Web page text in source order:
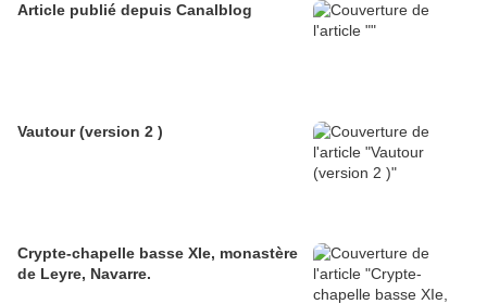
Article publié depuis Canalblog
Vautour (version 2 )
Crypte-chapelle basse XIe, monastère
de Leyre, Navarre.